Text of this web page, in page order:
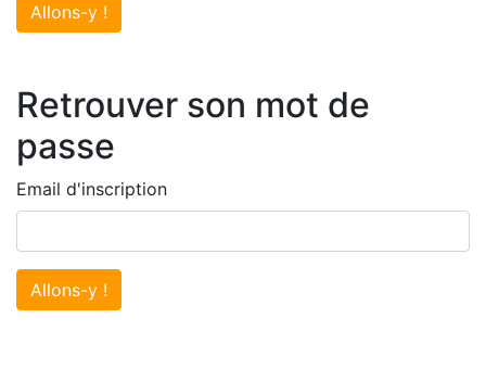
Allons-y !
Retrouver son mot de
passe
Email d'inscription
Allons-y !